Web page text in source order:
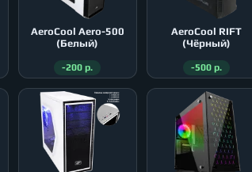
AeroСool Aero-500
(Белый)
-200 р.
AeroСool RIFT
(Чёрный)
-500 р.